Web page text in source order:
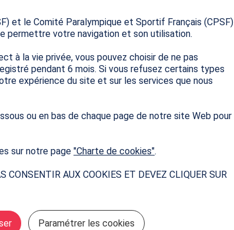
et le Comité Paralympique et Sportif Français (CPSF)
permettre votre navigation et son utilisation.
à la vie privée, vous pouvez choisir de ne pas
pendant 6 mois. Si vous refusez certains types
expérience du site et sur les services que nous
ou en bas de chaque page de notre site Web pour
sur notre page "Charte de cookies".
CONSENTIR AUX COOKIES ET DEVEZ CLIQUER SUR
Paramétrer les cookies